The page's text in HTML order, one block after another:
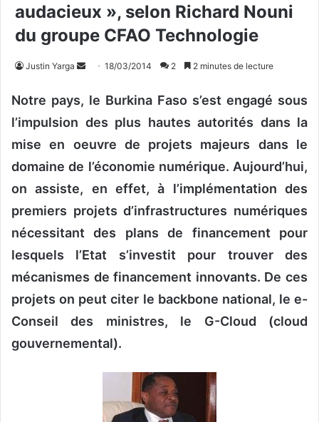
audacieux », selon Richard Nouni
du groupe CFAO Technologie
Justin Yarga
e
c
u
i
e
l
18/03/2014 2 2 minutes de lecture
Notre pays, le Burkina Faso s’est engagé sous
l’impulsion des plus hautes autorités dans la
mise en oeuvre de projets majeurs dans le
domaine de l’économie numérique. Aujourd’hui,
on assiste, en effet, à l’implémentation des
premiers projets d’infrastructures numériques
nécessitant des plans de financement pour
lesquels l’Etat s’investit pour trouver des
mécanismes de financement innovants. De ces
projets on peut citer le backbone national, le e-
Conseil des ministres, le G-Cloud (cloud
gouvernemental).